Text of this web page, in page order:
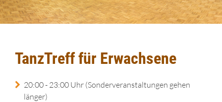
TanzTreff für Erwachsene
20:00 - 23:00 Uhr (Sonderveranstaltungen gehen
länger)